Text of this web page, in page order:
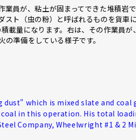
員が、粘土が固まってできた堆積岩
スト（虫の粉）と呼ばれるものを貨車
載量になります。右は、その作業員
準備をしている様子です。
dust" which is mixed slate and
in this operation. His total
Company, Wheelwright #1 & 2